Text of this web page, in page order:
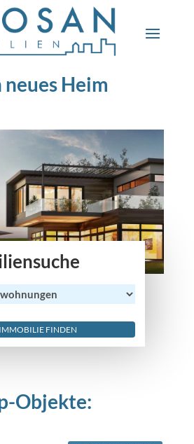
Heim
IMMOBILIE FINDEN
Objekte: